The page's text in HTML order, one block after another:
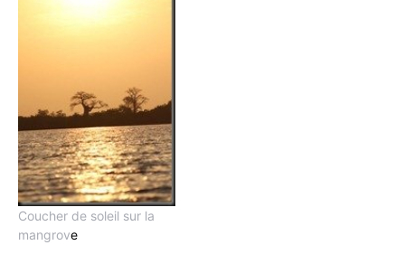
Coucher de soleil sur la
mangrove